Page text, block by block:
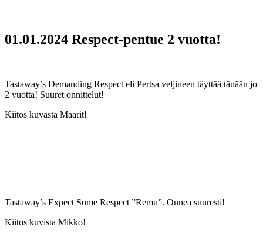
01.01.2024 Respect-pentue 2 vuotta!
Tastaway’s Demanding Respect eli Pertsa veljineen täyttää tänään jo
2 vuotta! Suuret onnittelut!
Kiitos kuvasta Maarit!
Tastaway’s Expect Some Respect ”Remu”. Onnea suuresti!
Kiitos kuvista Mikko!